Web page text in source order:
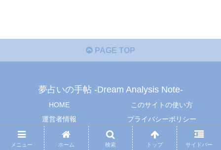
PAGE TOP
夢占いの手帖 -Dream Analysis Note-
HOME
このサイトの使い方
運営者情報
プライバシーポリシー
© 2019 夢占いの手帖 -Dream Analysis Note-.
メニュー ホーム 検索 トップ サイドバー